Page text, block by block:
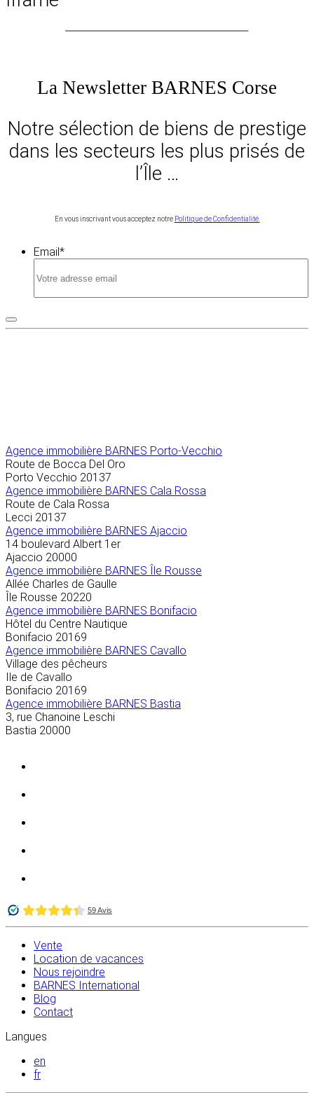
La Newsletter BARNES Corse
Notre sélection de biens de prestige
dans les secteurs les plus prisés de
l’Île …
En vous inscrivant vous acceptez notre Politique de Confidentialité.
Email*
Agence immobilière BARNES Porto-Vecchio
Route de Bocca Del Oro
Porto Vecchio 20137
Agence immobilière BARNES Cala Rossa
Route de Cala Rossa
Lecci 20137
Agence immobilière BARNES Ajaccio
14 boulevard Albert 1er
Ajaccio 20000
Agence immobilière BARNES Île Rousse
Allée Charles de Gaulle
Île Rousse 20220
Agence immobilière BARNES Bonifacio
Hôtel du Centre Nautique
Bonifacio 20169
Agence immobilière BARNES Cavallo
Village des pêcheurs
Ile de Cavallo
Bonifacio 20169
Agence immobilière BARNES Bastia
3, rue Chanoine Leschi
Bastia 20000
Vente
Location de vacances
Nous rejoindre
BARNES International
Blog
Contact
Langues
en
fr